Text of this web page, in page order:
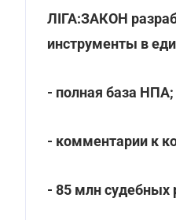
ЛІГА:ЗАКОН
инструменты в
- полная база НПА;
- комментарии к
- 85 млн судебных